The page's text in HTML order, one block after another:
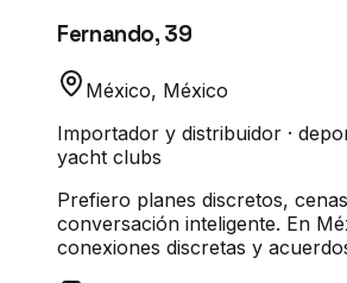
Fernando, 39
México, México
Importador y distribuidor ·
yacht clubs
Prefiero planes discretos,
conversación inteligente. En
conexiones discretas y